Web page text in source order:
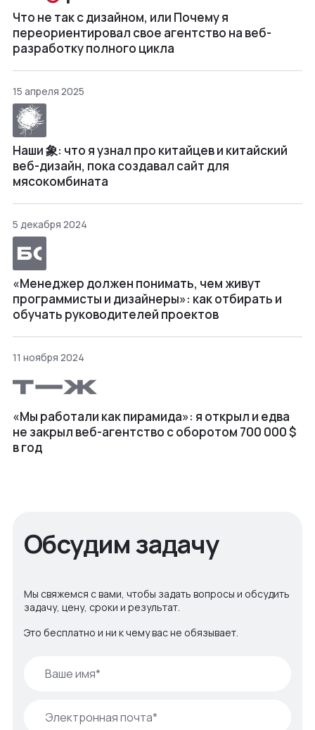
Что не так с дизайном, или Почему я
переориентировал свое агентство на веб-
разработку полного цикла
15 апреля 2025
Наши 象: что я узнал про китайцев и китайский
веб-дизайн, пока создавал сайт для
мясокомбината
5 декабря 2024
«Менеджер должен понимать, чем живут
программисты и дизайнеры»: как отбирать и
обучать руководителей проектов
11 ноября 2024
«Мы работали как пирамида»: я открыл и едва
не закрыл веб⁠-⁠агентство с оборотом 700 000 $
в год
Обсудим задачу
Мы свяжемся с вами, чтобы задать вопросы и обсудить
задачу, цену, сроки и результат.
Это бесплатно и ни к чему вас не обязывает.